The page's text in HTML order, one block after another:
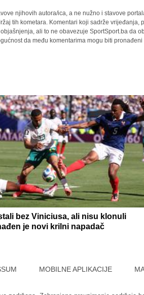
njihovih autora/ica, a ne nužno i stavove
tih kometara. Komentari koji sadrže vrijeđanja,
ali to ne obavezuje SportSport.ba da
da među komentarima mogu biti
bez Viniciusa, ali nisu klonuli
je novi krilni napadač
MOBILNE APLIKACIJE